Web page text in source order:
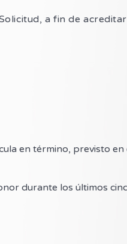
a fin de
en término, previsto en
durante los últimos